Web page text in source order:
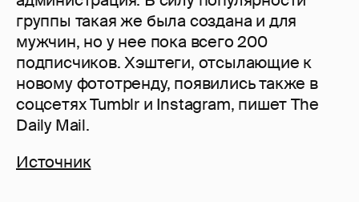
группы такая же была создана и для
мужчин, но у нее пока всего 200
подписчиков. Хэштеги, отсылающие к
новому фототренду, появились также в
соцсетях Tumblr и Instagram, пишет The
Daily Mail.
Источник